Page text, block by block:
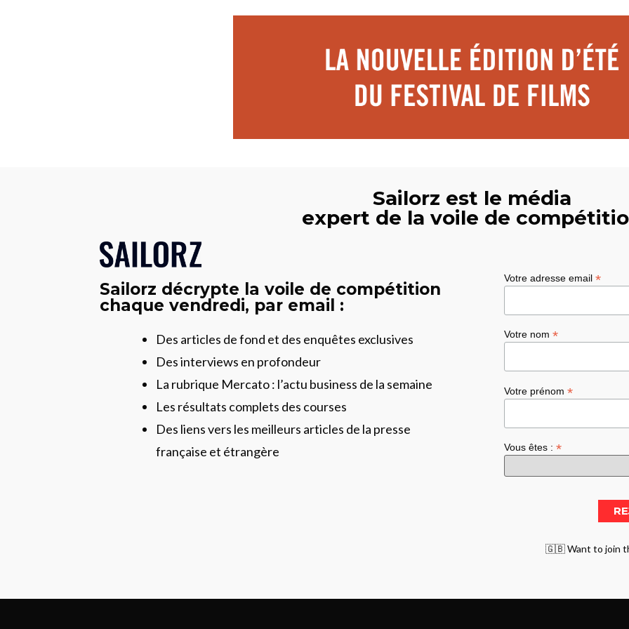
Sailorz est le média
expert de la voile de
Sailorz décrypte la voile de compétition
chaque vendredi, par email :
Des articles de fond et des enquêtes exclusives
Des interviews en profondeur
La rubrique Mercato : l’actu business de la semaine
Les résultats complets des courses
Des liens vers les meilleurs articles de la presse
française et étrangère
Votre adresse email *
Votre nom *
Votre prénom *
Vous êtes : *
🇬🇧 Want to join